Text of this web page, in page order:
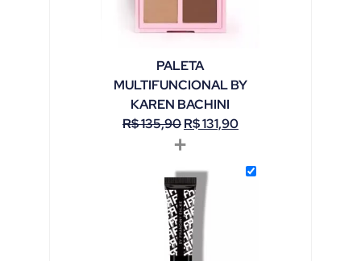
PALETA
MULTIFUNCIONAL BY
KAREN BACHINI
R$135,90R$131,90
+